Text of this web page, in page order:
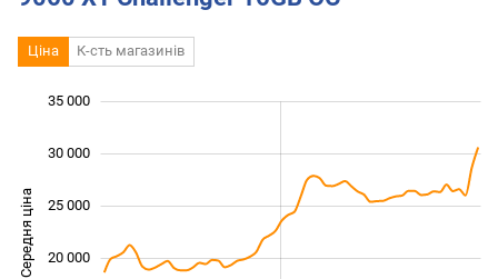
Ціна К-сть магазинів
Середня ціна 20 000
25 000
30 000
35 000